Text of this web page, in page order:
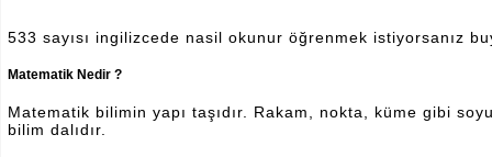
533 sayısı ingilizcede nasil okunur öğrenmek istiyorsanız
Matematik Nedir ?
Matematik bilimin yapı taşıdır. Rakam, nokta, küme gibi
bilim dalıdır.